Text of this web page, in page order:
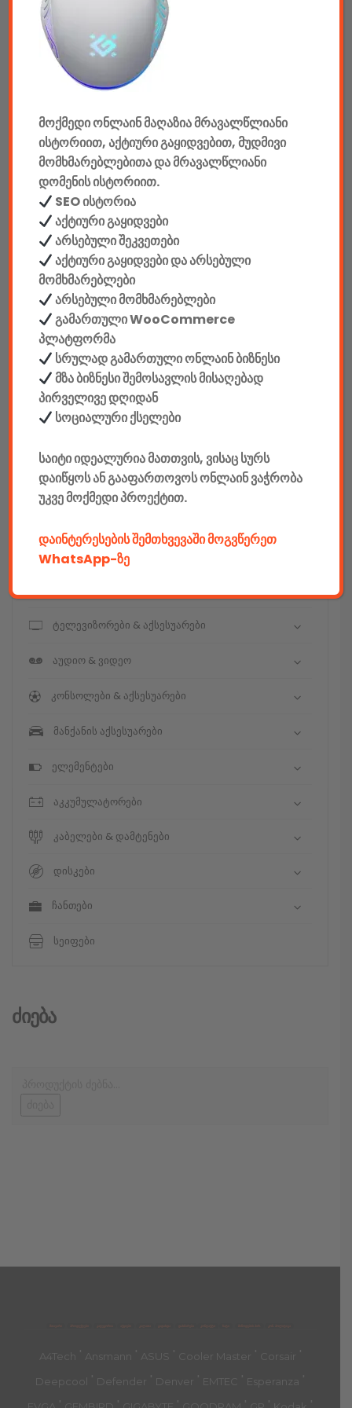
აუდიო & ვიდეო
კონსოლები & აქსესუარები
მანქანის აქსესუარები
ელემენტები
აკკუმულატორები
კაბელები & დამტენები
დისკები
ჩანთები
სეიფები
კონსტრუქტორები
E-mobility
კომპიუტერები & აქსესუარები
ტელეფონები & აქსესუარები
ნოუთბუქები & აქსესუარები
ტელევიზორები & აქსესუარები
აუდიო & ვიდეო
კონსოლები & აქსესუარები
მანქანის აქსესუარები
ელემენტები
აკკუმულატორები
კაბელები & დამტენები
დისკები
ჩანთები
სეიფები
Ძიება
მთავარი კალათა
A4Tech ' Ansmann ' ASUS ' Cooler Master ' Corsair '
Deepcool ' Defender ' Denver ' EMTEC ' Esperanza '
მოქმედი ონლაინ მაღაზია მრავალწლიანი
ისტორიით, აქტიური გაყიდვებით, მუდმივი
მომხმარებლებითა და მრავალწლიანი
დომენის ისტორიით.
SEO ისტორია
აქტიური გაყიდვები
არსებული შეკვეთები
აქტიური გაყიდვები და არსებული
მომხმარებლები
არსებული მომხმარებლები
გამართული WooCommerce
პლატფორმა
სრულად გამართული ონლაინ ბიზნესი
მზა ბიზნესი შემოსავლის მისაღებად
პირველივე დღიდან
სოციალური ქსელები
საიტი იდეალურია მათთვის, ვისაც სურს
დაიწყოს ან გააფართოვოს ონლაინ ვაჭრობა
უკვე მოქმედი პროექტით.
დაინტერესების შემთხვევაში მოგვწერეთ
WhatsApp-ზე